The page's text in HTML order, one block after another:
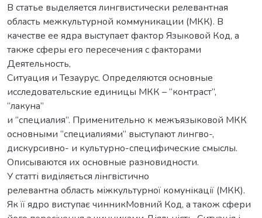
В статье выделяется лингвистически релевантная
область межкультурной коммуникации (МКК). В
качестве ее ядра выступает фактор Языковой Код, а
также сферы его пересечения с факторами
Деятельность,
Ситуация и Тезаурус. Определяются основные
исследовательские единицы МКК – “контраст”,
“лакуна”
и “специалия”. Применительно к межъязыковой МКК
основными “специалиями” выступают лингво-,
дискурсивно- и культурно-специфические смыслы.
Описываются их основные разновидности.
У статті виділяється лінгвістично
релевантна область міжкультурної комунікації (МКК).
Як її ядро виступає чинникМовний Код, а також сфери